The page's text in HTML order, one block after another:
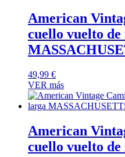
American
cuello vuelto
49,99 €
VER más
American
cuello vuelto